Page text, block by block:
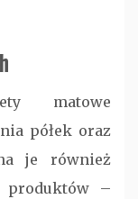
matowe
półek oraz
je również
produktów –